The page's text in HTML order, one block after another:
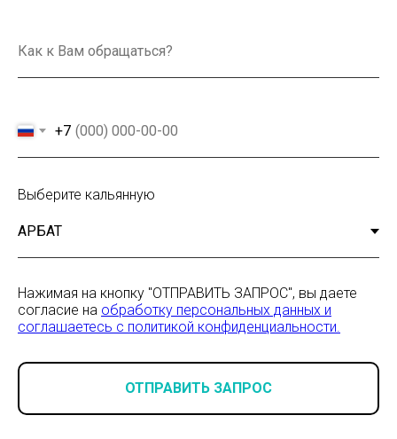
+7
Выберите кальянную
Нажимая на кнопку "ОТПРАВИТЬ ЗАПРОС", вы даете
согласие на обработку персональных данных и
соглашаетесь c политикой конфиденциальности.
ОТПРАВИТЬ ЗАПРОС